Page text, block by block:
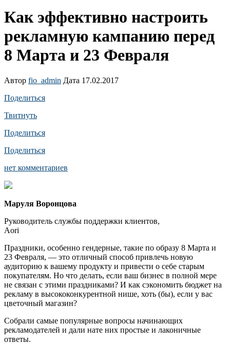
Как эффективно настроить
рекламную кампанию перед
8 Марта и 23 Февраля
Автор fio_admin Дата 17.02.2017
Поделиться
Твитнуть
Поделиться
Поделиться
нет комментариев
Маруля Воронцова
Руководитель службы поддержки клиентов,
Aori
Праздники, особенно гендерные, такие по образу 8 Марта и
23 Февраля, — это отличный способ привлечь новую
аудиторию к вашему продукту и привести о себе старым
покупателям. Но что делать, если ваш бизнес в полной мере
не связан с этими праздниками? И как сэкономить бюджет на
рекламу в высококонкурентной нише, хоть (бы), если у вас
цветочный магазин?
Собрали самые популярные вопросы начинающих
рекламодателей и дали нате них простые и лаконичные
ответы.